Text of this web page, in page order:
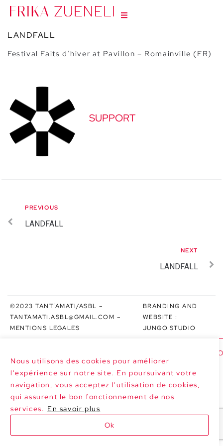
Nous utilisons des cookies pour améliorer
l'expérience sur notre site. En poursuivant votre
navigation, vous acceptez l'utilisation de cookies,
qui assurent le bon fonctionnement de nos
services. En savoir plus
Ok
LANDFALL
Festival Faits d’hiver at Pavillon – Romainville (FR)
SUPPORT
PREVIOUS
LANDFALL
NEXT
LANDFALL
©2023 TANT’AMATI/ASBL –
TANTAMATI.ASBL@GMAIL.COM –
MENTIONS LEGALES
BRANDING AND
WEBSITE :
JUNGO.STUDIO
>>> NEXT DATES : LE MARGHERITE AT